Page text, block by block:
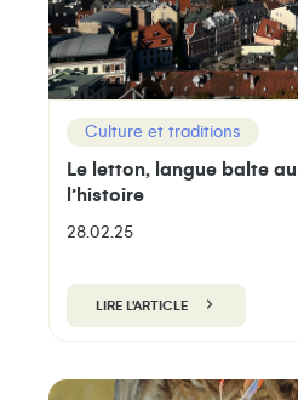
Culture et traditions
Le letton, langue balte
l’histoire
28.02.25
LIRE L'ARTICLE